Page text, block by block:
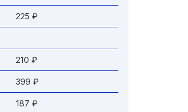
225 ₽
210 ₽
399 ₽
187 ₽